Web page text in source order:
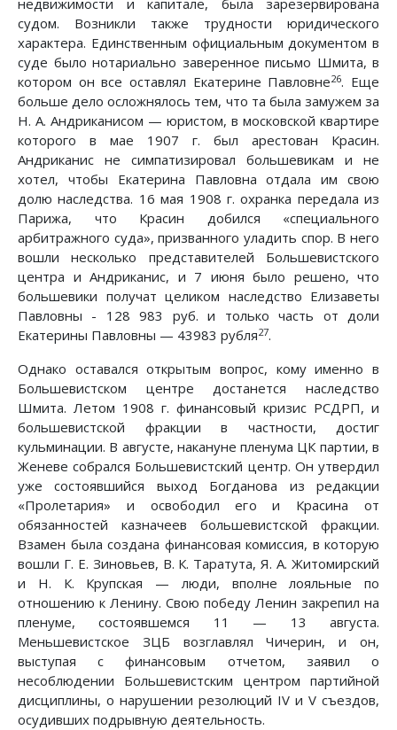
недвижимости и капитале, была зарезервирована
судом. Возникли также трудности юридического
характера. Единственным официальным документом в
суде было нотариально заверенное письмо Шмита, в
котором он все оставлял Екатерине Павловне26. Еще
больше дело осложнялось тем, что та была замужем за
Н. А. Андриканисом — юристом, в московской квартире
которого в мае 1907 г. был арестован Красин.
Андриканис не симпатизировал большевикам и не
хотел, чтобы Екатерина Павловна отдала им свою
долю наследства. 16 мая 1908 г. охранка передала из
Парижа, что Красин добился «специального
арбитражного суда», призванного уладить спор. В него
вошли несколько представителей Большевистского
центра и Андриканис, и 7 июня было решено, что
большевики получат целиком наследство Елизаветы
Павловны - 128 983 руб. и только часть от доли
Екатерины Павловны — 43983 рубля27.
Однако оставался открытым вопрос, кому именно в
Большевистском центре достанется наследство
Шмита. Летом 1908 г. финансовый кризис РСДРП, и
большевистской фракции в частности, достиг
кульминации. В августе, накануне пленума ЦК партии, в
Женеве собрался Большевистский центр. Он утвердил
уже состоявшийся выход Богданова из редакции
«Пролетария» и освободил его и Красина от
обязанностей казначеев большевистской фракции.
Взамен была создана финансовая комиссия, в которую
вошли Г. Е. Зиновьев, В. К. Таратута, Я. А. Житомирский
и Н. К. Крупская — люди, вполне лояльные по
отношению к Ленину. Свою победу Ленин закрепил на
пленуме, состоявшемся 11 — 13 августа.
Меньшевистское ЗЦБ возглавлял Чичерин, и он,
выступая с финансовым отчетом, заявил о
несоблюдении Большевистским центром партийной
дисциплины, о нарушении резолюций IV и V съездов,
осудивших подрывную деятельность.